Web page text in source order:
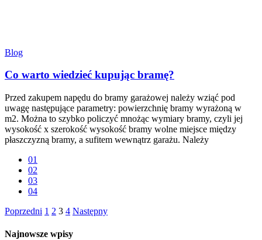
Blog
Co warto wiedzieć kupując bramę?
Przed zakupem napędu do bramy garażowej należy wziąć pod
uwagę następujące parametry: powierzchnię bramy wyrażoną w
m2. Można to szybko policzyć mnożąc wymiary bramy, czyli jej
wysokość x szerokość wysokość bramy wolne miejsce między
płaszczyzną bramy, a sufitem wewnątrz garażu. Należy
01
02
03
04
Stronicowanie
wpisów
Poprzedni 1 2 3 4 Następny
Najnowsze wpisy